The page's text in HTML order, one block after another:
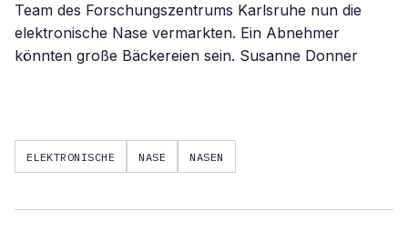
Team des Forschungszentrums Karlsruhe nun die
elektronische Nase vermarkten. Ein Abnehmer
könnten große Bäckereien sein. Susanne Donner
ELEKTRONISCHE NASE NASEN